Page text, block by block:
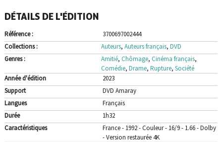
DÉTAILS DE L'ÉDITION
Référence :
3700697002444
Collections :
Auteurs, Auteurs français, DVD
Genres :
Amitié, Chômage, Cinéma français,
Comédie, Drame, Rupture, Société
Année d'édition
2023
Support
DVD Amaray
Langues
Français
Durée
1h32
Caractéristiques
France - 1992 - Couleur - 16/9 - 1.66 - Dolby
- Version restaurée 4K